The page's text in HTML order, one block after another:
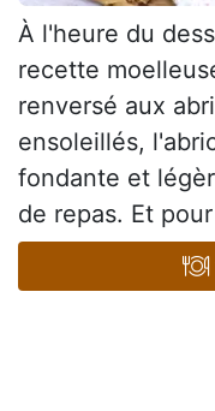
À l'heure du
recette
renversé aux
ensoleillés,
fondante et
de repas. Et